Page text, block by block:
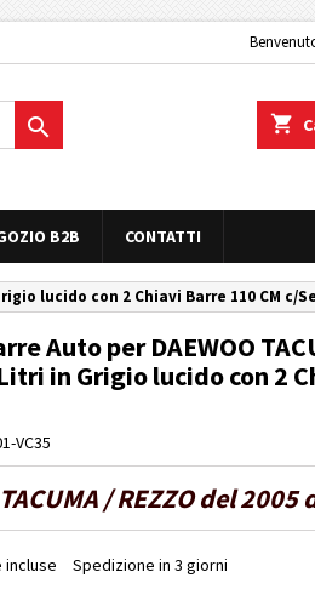
shopping_cart

B2B CONTATTI
lucido con 2 Chiavi Barre 110 CM c/
Auto per DAEWOO
in Grigio lucido con 2
VC35
/ REZZO del 2005
incluse Spedizione in 3 giorni